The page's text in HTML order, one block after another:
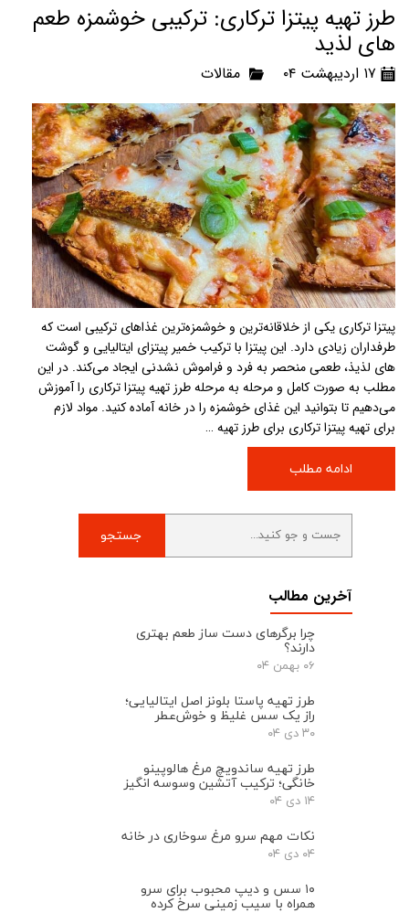
طرز تهیه پیتزا ترکاری: ترکیبی خوشمزه طعم
های لذید
۱۷ اردیبهشت ۰۴ مقالات
پیتزا ترکاری یکی از خلاقانه‌ترین و خوشمزه‌ترین غذاهای ترکیبی است که
طرفداران زیادی دارد. این پیتزا با ترکیب خمیر پیتزای ایتالیایی و گوشت
های لذیذ، طعمی منحصر به فرد و فراموش نشدنی ایجاد می‌کند. در این
مطلب به صورت کامل و مرحله به مرحله طرز تهیه پیتزا ترکاری را آموزش
می‌دهیم تا بتوانید این غذای خوشمزه را در خانه آماده کنید. مواد لازم
برای تهیه پیتزا ترکاری برای طرز تهیه …
ادامه مطلب
چرا برگرهای دست ‌ساز طعم بهتری
دارند؟
۰۶ بهمن ۰۴
طرز تهیه پاستا بلونز اصل ایتالیایی؛
راز یک سس غلیظ و خوش‌عطر
۳۰ دی ۰۴
طرز تهیه ساندویچ مرغ هالوپینو
خانگی؛ ترکیب آتشین وسوسه انگیز
۱۴ دی ۰۴
نکات مهم سرو مرغ سوخاری در خانه
۰۴ دی ۰۴
۱۰ سس و دیپ محبوب برای سرو
همراه با سیب‌ زمینی سرخ ‌کرده
آخرین مطالب
جستجو